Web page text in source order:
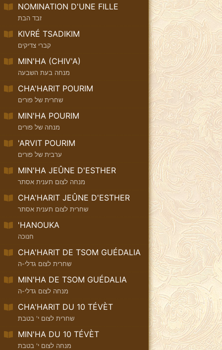
NOMINATION D'UNE FILLE
זבד הבת
KIVRÉ TSADIKIM
קברי צדיקים
MIN'HA (CHIV'A)
מנחה בעת השבעה
CHA'HARIT POURIM
שחרית של פורים
MIN'HA POURIM
מנחה של פורים
'ARVIT POURIM
ערבית של פורים
MIN'HA JEÛNE D'ESTHER
מנחה לצום תענית אסתר
CHA'HARIT JEÛNE D'ESTHER
שחרית לצום תענית אסתר
'HANOUKA
חנוכה
CHA'HARIT DE TSOM GUÉDALIA
שחרית לצום גדלי-ה
MIN'HA DE TSOM GUÉDALIA
מנחה לצום גדלי-ה
CHA'HARIT DU 10 TÉVÈT
שחרית לצום י' בטבת
MIN'HA DU 10 TÉVÈT
מנחה לצום י' בטבת